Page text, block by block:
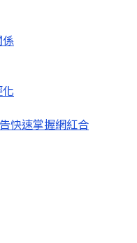
快速掌握網紅合